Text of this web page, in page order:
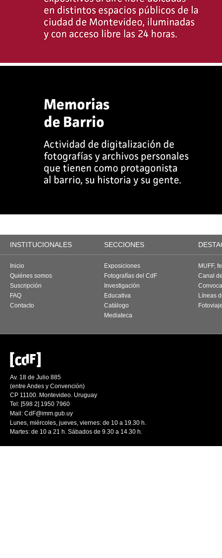
INSTITUCIONALES SECCIONES
Inicio
Quiénes somos
Suscripción
FAQ
Contacto
Exposiciones
Fotografías del CdF
Investigación
Educativa
Catálogo
Mediateca
MUFF,
Canal
Líneas
Av. 18 de Julio 885
(entre Andes y Convención)
CP 11100. Montevideo. Uruguay
Tel: [598 2] 1950 7960
Mail: CdF@imm.gub.uy
Lunes, miércoles, jueves, viernes: de 10 a 19.30 h.
Martes: de 10 a 21 h. Sábados de 9.30 a 14.30 h.